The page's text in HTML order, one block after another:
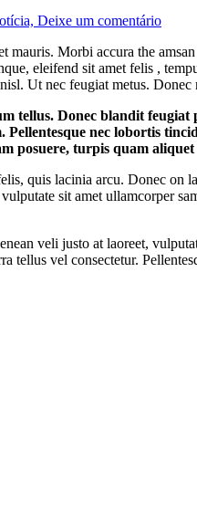
Deixe um comentário
mauris. Morbi accura the
eleifend sit amet felis ,
Ut nec feugiat metus.
tellus. Donec blandit feugiat
nec lobortis
posuere, turpis quam
quis lacinia arcu. Donec on
sit amet ullamcorper
veli justo at laoreet,
tellus vel consectetur.